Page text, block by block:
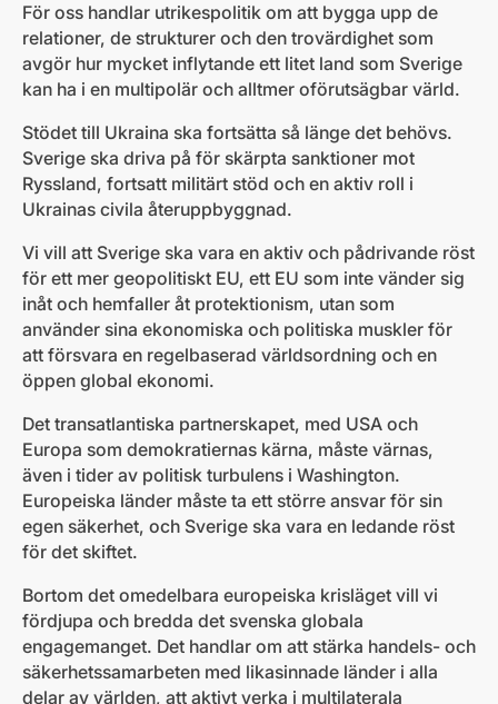
För oss handlar utrikespolitik om att bygga upp de
relationer, de strukturer och den trovärdighet som
avgör hur mycket inflytande ett litet land som Sverige
kan ha i en multipolär och alltmer oförutsägbar värld.
Stödet till Ukraina ska fortsätta så länge det behövs.
Sverige ska driva på för skärpta sanktioner mot
Ryssland, fortsatt militärt stöd och en aktiv roll i
Ukrainas civila återuppbyggnad.
Vi vill att Sverige ska vara en aktiv och pådrivande röst
för ett mer geopolitiskt EU, ett EU som inte vänder sig
inåt och hemfaller åt protektionism, utan som
använder sina ekonomiska och politiska muskler för
att försvara en regelbaserad världsordning och en
öppen global ekonomi.
Det transatlantiska partnerskapet, med USA och
Europa som demokratiernas kärna, måste värnas,
även i tider av politisk turbulens i Washington.
Europeiska länder måste ta ett större ansvar för sin
egen säkerhet, och Sverige ska vara en ledande röst
för det skiftet.
Bortom det omedelbara europeiska krisläget vill vi
fördjupa och bredda det svenska globala
engagemanget. Det handlar om att stärka handels- och
säkerhetssamarbeten med likasinnade länder i alla
delar av världen, att aktivt verka i multilaterala